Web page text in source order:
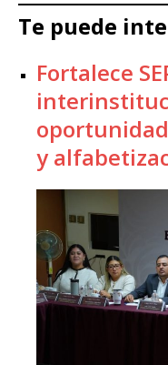
Te puede
Fortalece
y